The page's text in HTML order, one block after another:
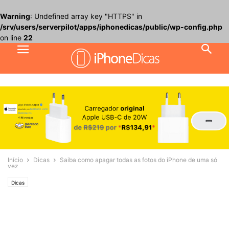
Warning: Undefined array key "HTTPS" in
/srv/users/serverpilot/apps/iphonedicas/public/wp-config.php
on line 22
Início Dicas
Saiba como apagar todas as fotos do iPhone de uma só
vez
Dicas